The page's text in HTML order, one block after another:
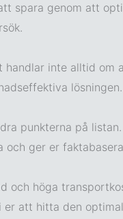
spara genom att
inte alltid
lösningen.
punkterna på
ger er
höga
att hitta den